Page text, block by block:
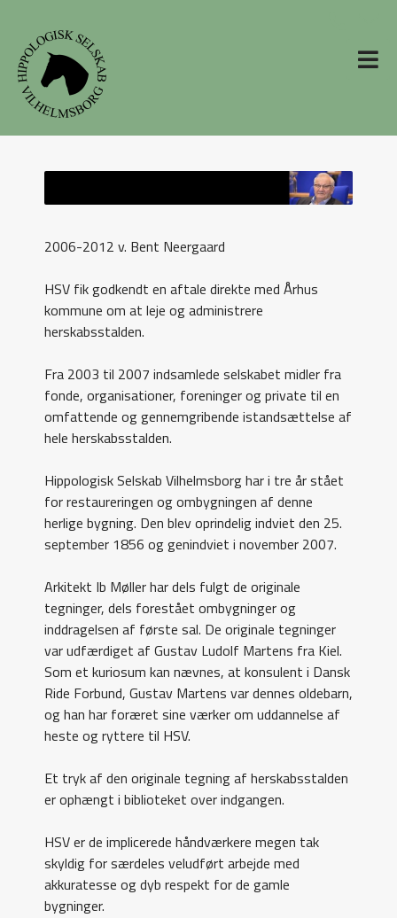
2006-2012 v. Bent Neergaard
HSV fik godkendt en aftale direkte med Århus
kommune om at leje og administrere
herskabsstalden.
Fra 2003 til 2007 indsamlede selskabet midler fra
fonde, organisationer, foreninger og private til en
omfattende og gennemgribende istandsættelse af
hele herskabsstalden.
Hippologisk Selskab Vilhelmsborg har i tre år stået
for restaureringen og ombygningen af denne
herlige bygning. Den blev oprindelig indviet den 25.
september 1856 og genindviet i november 2007.
Arkitekt Ib Møller har dels fulgt de originale
tegninger, dels forestået ombygninger og
inddragelsen af første sal. De originale tegninger
var udfærdiget af Gustav Ludolf Martens fra Kiel.
Som et kuriosum kan nævnes, at konsulent i Dansk
Ride Forbund, Gustav Martens var dennes oldebarn,
og han har foræret sine værker om uddannelse af
heste og ryttere til HSV.
Et tryk af den originale tegning af herskabsstalden
er ophængt i biblioteket over indgangen.
HSV er de implicerede håndværkere megen tak
skyldig for særdeles veludført arbejde med
akkuratesse og dyb respekt for de gamle
bygninger.